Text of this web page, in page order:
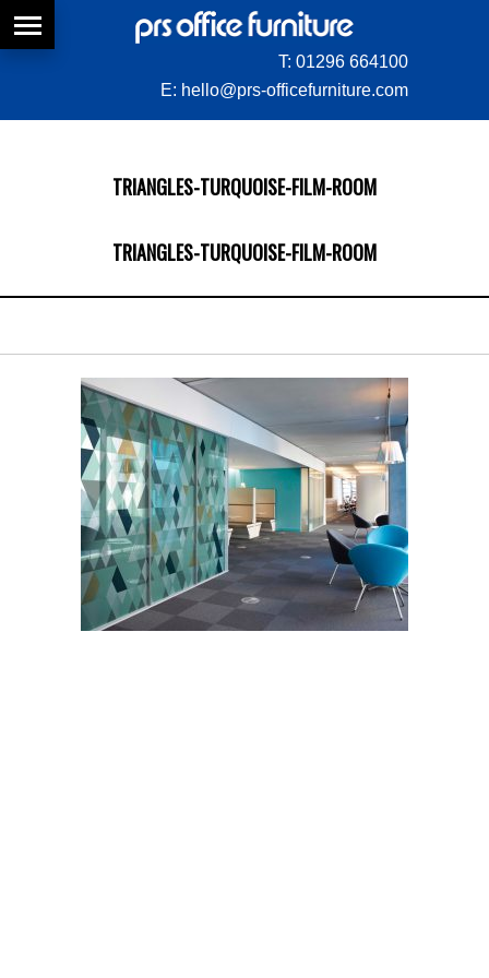
T: 01296 664100
E: hello@prs-officefurniture.com
TRIANGLES-TURQUOISE-FILM-ROOM
TRIANGLES-TURQUOISE-FILM-ROOM